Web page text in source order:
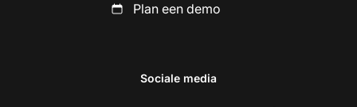
Plan een demo
Sociale media